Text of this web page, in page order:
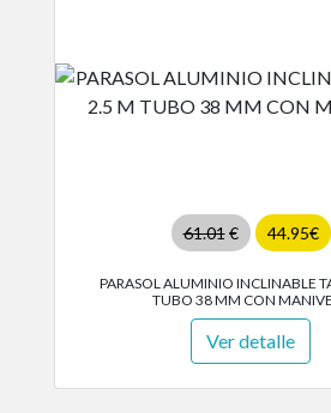
61.01€ 44.95€
PARASOL ALUMINIO INCLINABLE
TUBO 38 MM CON
Ver detalle